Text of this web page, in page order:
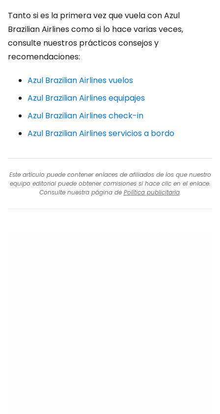
Tanto si es la primera vez que vuela con Azul
Brazilian Airlines como si lo hace varias veces,
consulte nuestros prácticos consejos y
recomendaciones:
Azul Brazilian Airlines vuelos
Azul Brazilian Airlines equipajes
Azul Brazilian Airlines check-in
Azul Brazilian Airlines servicios a bordo
Este artículo puede contener enlaces de afiliados de los que nuestro
equipo editorial puede obtener comisiones si hace clic en el enlace.
Consulte nuestra página de Política publicitaria.